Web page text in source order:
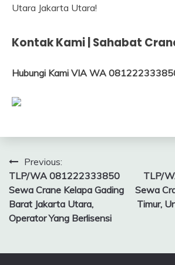
Utara Jakarta Utara!
Kontak Kami | Sahabat
Hubungi Kami VIA WA
Post
navigation
Previous:
TLP/WA 081222333850
Sewa Crane Kelapa Gading
Barat Jakarta Utara,
Operator Yang Berlisensi
TLP/
Sewa
Timur,